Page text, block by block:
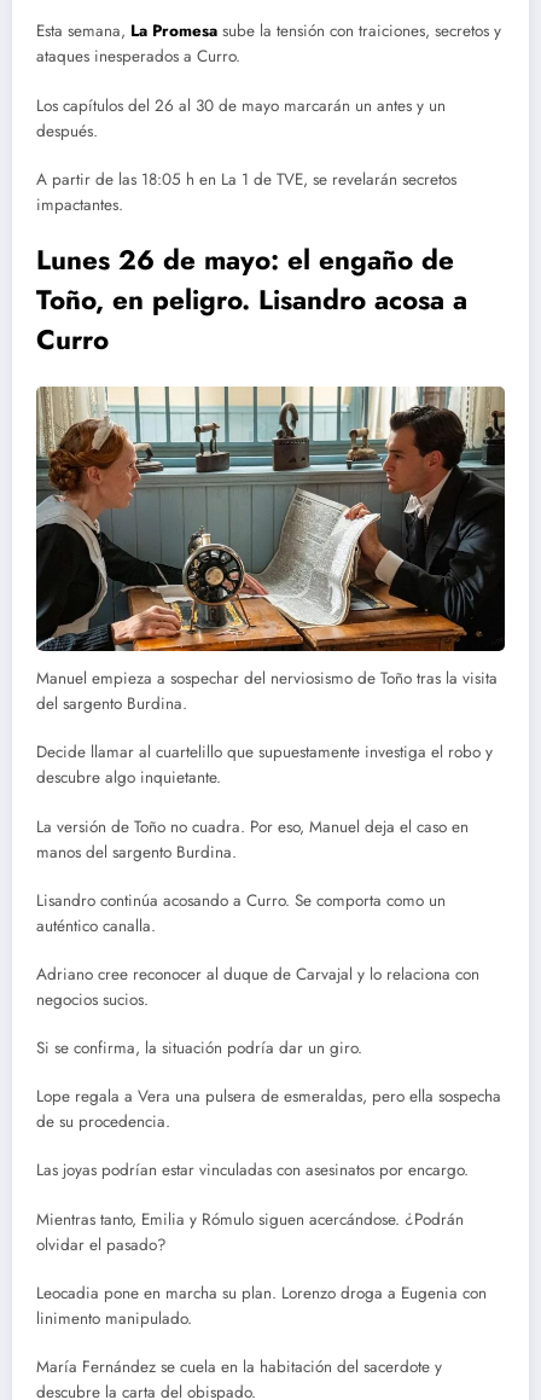
Esta semana, La Promesa sube la tensión con traiciones, secretos y
ataques inesperados a Curro.
Los capítulos del 26 al 30 de mayo marcarán un antes y un
después.
A partir de las 18:05 h en La 1 de TVE, se revelarán secretos
impactantes.
Lunes 26 de mayo: el engaño de
Toño, en peligro. Lisandro acosa a
Curro
Manuel empieza a sospechar del nerviosismo de Toño tras la visita
del sargento Burdina.
Decide llamar al cuartelillo que supuestamente investiga el robo y
descubre algo inquietante.
La versión de Toño no cuadra. Por eso, Manuel deja el caso en
manos del sargento Burdina.
Lisandro continúa acosando a Curro. Se comporta como un
auténtico canalla.
Adriano cree reconocer al duque de Carvajal y lo relaciona con
negocios sucios.
Si se confirma, la situación podría dar un giro.
Lope regala a Vera una pulsera de esmeraldas, pero ella sospecha
de su procedencia.
Las joyas podrían estar vinculadas con asesinatos por encargo.
Mientras tanto, Emilia y Rómulo siguen acercándose. ¿Podrán
olvidar el pasado?
Leocadia pone en marcha su plan. Lorenzo droga a Eugenia con
linimento manipulado.
María Fernández se cuela en la habitación del sacerdote y
descubre la carta del obispado.